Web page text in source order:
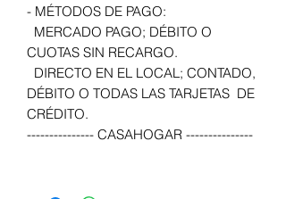
- MÉTODOS DE PAGO:
MERCADO PAGO; DÉBITO O
CUOTAS SIN RECARGO.
DIRECTO EN EL LOCAL; CONTADO,
DÉBITO O TODAS LAS TARJETAS DE
CRÉDITO.
--------------- CASAHOGAR ---------------